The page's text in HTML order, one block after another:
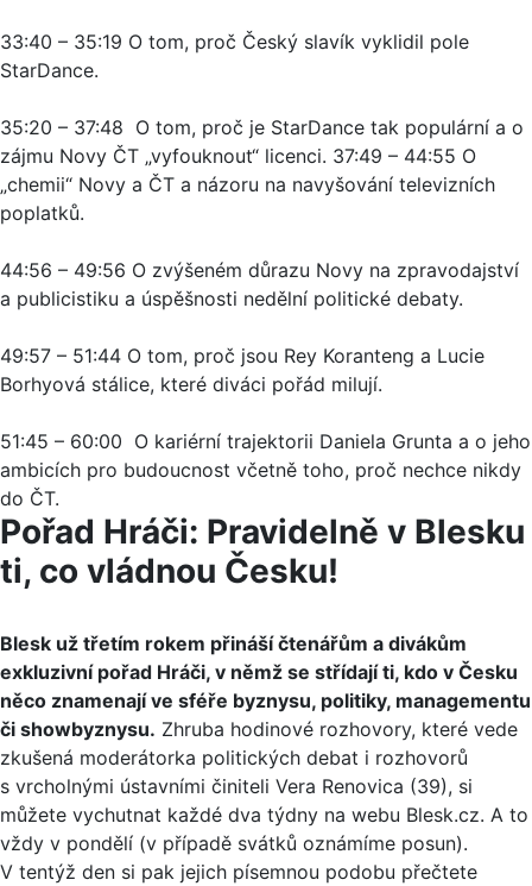
33:40 – 35:19 O tom, proč Český slavík vyklidil pole
StarDance.
35:20 – 37:48 O tom, proč je StarDance tak populární a o
zájmu Novy ČT „vyfouknout“ licenci. 37:49 – 44:55 O
„chemii“ Novy a ČT a názoru na navyšování televizních
poplatků.
44:56 – 49:56 O zvýšeném důrazu Novy na zpravodajství
a publicistiku a úspěšnosti nedělní politické debaty.
49:57 – 51:44 O tom, proč jsou Rey Koranteng a Lucie
Borhyová stálice, které diváci pořád milují.
51:45 – 60:00 O kariérní trajektorii Daniela Grunta a o jeho
ambicích pro budoucnost včetně toho, proč nechce nikdy
do ČT.
Pořad Hráči: Pravidelně v Blesku
ti, co vládnou Česku!
Blesk už třetím rokem přináší čtenářům a divákům
exkluzivní pořad Hráči, v němž se střídají ti, kdo v Česku
něco znamenají ve sféře byznysu, politiky, managementu
či showbyznysu. Zhruba hodinové rozhovory, které vede
zkušená moderátorka politických debat i rozhovorů
s vrcholnými ústavními činiteli Vera Renovica (39), si
můžete vychutnat každé dva týdny na webu Blesk.cz. A to
vždy v pondělí (v případě svátků oznámíme posun).
V tentýž den si pak jejich písemnou podobu přečtete